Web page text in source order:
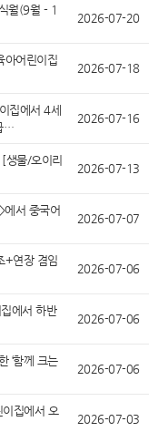
월(9월 - 1
2026-07-20
아어린이집
2026-07-18
집에서 4세
…
2026-07-16
생물/오이리
2026-07-13
에서 중국어
2026-07-07
+연장 겸임
2026-07-06
에서 하반
2026-07-06
‘함께 크는
2026-07-06
집에서 오
2026-07-03